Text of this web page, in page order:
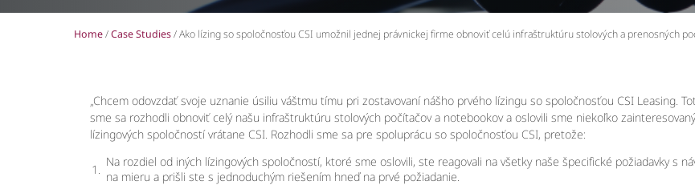
Home/Case Studies/Ako lízing so spoločnosťou CSI umožnil jednej právnickej firme obnoviť celú infraštruktúru stolových a prenosných
„Chcem odovzdať svoje uznanie úsiliu váštmu tímu pri zostavovaní nášho prvého lízingu so spoločnosťou CSI Leasing.
sme sa rozhodli obnoviť celý našu infraštruktúru stolových počítačov a notebookov a oslovili sme niekoľko
lízingových spoločností vrátane CSI. Rozhodli sme sa pre spoluprácu so spoločnosťou CSI, pretože:
Na rozdiel od iných lízingových spoločností, ktoré sme oslovili, ste reagovali na všetky naše špecifické požiadavky s
na mieru a prišli ste s jednoduchým riešením hneď na prvé požiadanie.